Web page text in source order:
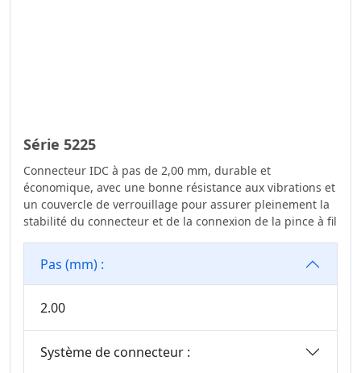
Série 5225
Connecteur IDC à pas de 2,00 mm, durable et
économique, avec une bonne résistance aux vibrations et
un couvercle de verrouillage pour assurer pleinement la
stabilité du connecteur et de la connexion de la pince à fil
Pas (mm) :
2.00
Système de connecteur :